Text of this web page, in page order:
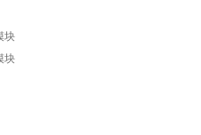
块
块